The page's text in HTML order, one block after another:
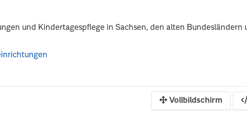
und Kindertagespflege in Sachsen, den alten Bundesländern
Vollbildschirm